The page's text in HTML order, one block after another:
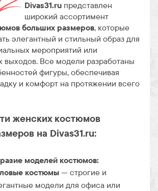
Divas31.ru представлен
широкий ассортимент
больших размеров, которые
элегантный и стильный образ для
мероприятий или
выходов. Все модели разработаны
фигуры, обеспечивая
и комфорт на протяжении всего
женских костюмов
на Divas31.ru:
моделей костюмов:
костюмы— строгие и
модели для офиса или